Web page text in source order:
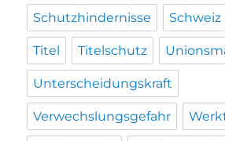
Schutzhindernisse Schweiz
Titel Titelschutz
Unterscheidungskraft
Verwechslungsgefahr